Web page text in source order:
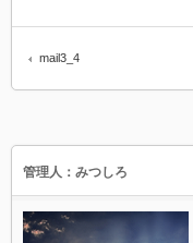
mail3_4
管理人：みつしろ